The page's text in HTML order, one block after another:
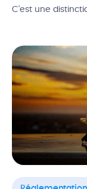
C’est une
Définition de
corps d’état […]